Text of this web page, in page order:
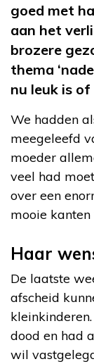
goed met
aan het
brozere
thema
nu leuk is
We hadden
meegeleefd
moeder
veel had
over een
mooie
Haar
De laatste
afscheid
dood en had
wil